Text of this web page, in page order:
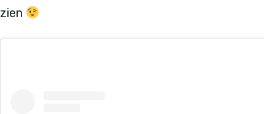
zien